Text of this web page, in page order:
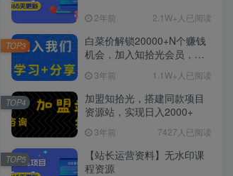
2年前 2.1W+人已阅读
白菜价解锁20000+N个赚钱
机会，加入知拾光会员，全
3年前 1.1W+人已阅读
TOP3
加盟知拾光，搭建同款项目
资源站，实现日入2000+
3年前 7427人已阅读
TOP4
【站长运营资料】无水印课
程资源
TOP5